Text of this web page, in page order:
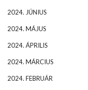
2024. JÚNIUS
2024. MÁJUS
2024. ÁPRILIS
2024. MÁRCIUS
2024. FEBRUÁR